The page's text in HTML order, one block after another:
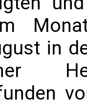
in